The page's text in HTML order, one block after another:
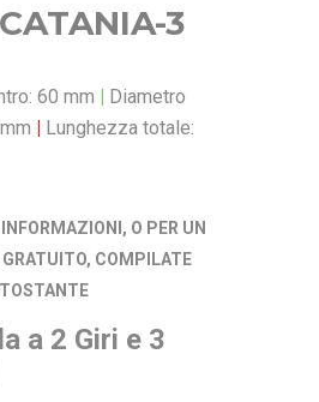
3
60 mm | Diametro
| Lunghezza totale:
INFORMAZIONI, O PER UN
GRATUITO, COMPILATE
a 2 Giri e 3